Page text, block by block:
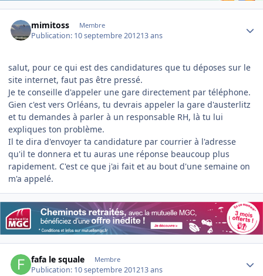
mimitoss Membre
Publication: 10 septembre 201213 ans
salut, pour ce qui est des candidatures que tu déposes sur le
site internet, faut pas être pressé.
Je te conseille d'appeler une gare directement par téléphone.
Gien c'est vers Orléans, tu devrais appeler la gare d'austerlitz
et tu demandes à parler à un responsable RH, là tu lui
expliques ton problème.
Il te dira d'envoyer ta candidature par courrier à l'adresse
qu'il te donnera et tu auras une réponse beaucoup plus
rapidement. C'est ce que j'ai fait et au bout d'une semaine on
m'a appelé.
fafa le squale Membre
Publication: 10 septembre 201213 ans